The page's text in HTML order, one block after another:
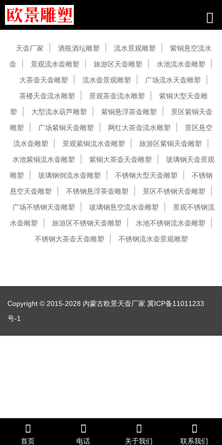
天壶厂家 酒瓶酒坛雕塑 流水景观雕塑
紫铜悬空流水
壶
景观流水壶雕塑 旅游区天壶雕塑
水池流水壶雕塑
大茶壶天壶雕塑
流水壶景观雕塑
广场流水天壶雕塑
茶楼天壶流水雕塑
景观茶壶流水雕塑
紫铜大型天壶雕
塑
大型流水葫芦雕塑 紫铜悬浮茶壶雕塑
景区紫铜天壶
雕塑
广场紫铜天壶雕塑 网红大茶壶流水雕塑
景区悬空
流水壶雕塑
景观紫铜流水壶雕塑
旅游区紫铜天壶雕塑
水池紫铜流水壶雕塑
紫铜大茶壶天壶雕塑
玻璃钢天壶景观
雕塑
玻璃钢倒流水壶雕塑 不锈钢大型天壶雕塑
不锈钢
悬空天壶雕塑
不锈钢悬浮茶壶雕塑
景区不锈钢天壶雕塑
广场不锈钢天壶雕塑
玻璃钢悬空流水壶雕塑
景观不锈钢流
水壶雕塑
旅游区不锈钢天壶雕塑
水池不锈钢流水壶雕塑
不锈钢大茶壶天壶雕塑
不锈钢流水壶景观雕塑
Copyright © 2015-2028 内蒙古欧景天壶厂家 冀ICP备11011233
号-1
首页 电话 关于我们 联系我们